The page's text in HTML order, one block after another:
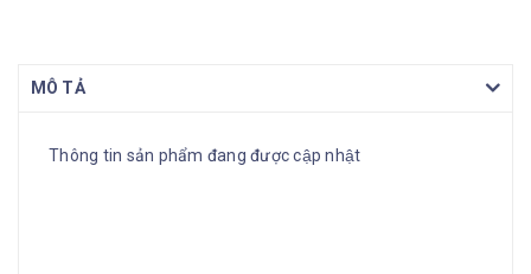
MÔ TẢ
Thông tin sản phẩm đang được cập nhật